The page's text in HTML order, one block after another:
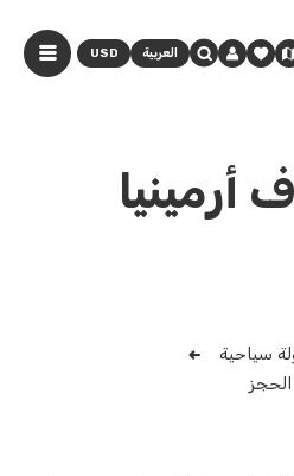
العربية USD
سياحية
الحجز